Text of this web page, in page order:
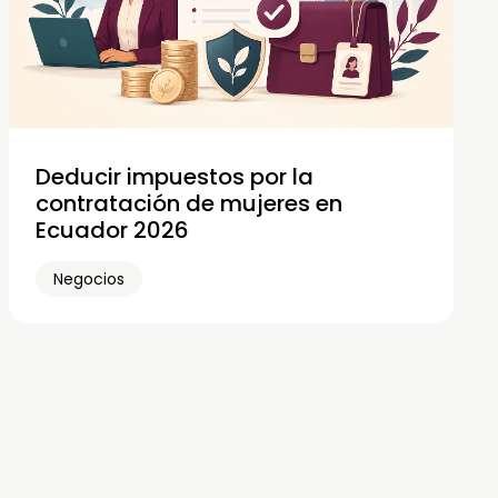
Deducir impuestos por la
contratación de mujeres en
Ecuador 2026
Negocios